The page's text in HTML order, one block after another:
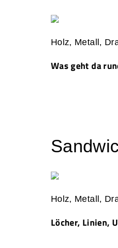
Holz, Metall,
Was geht da
Holz, Metall,
Löcher, Linien,